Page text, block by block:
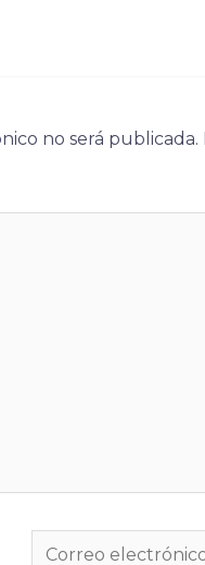
no será publicada.
Correo